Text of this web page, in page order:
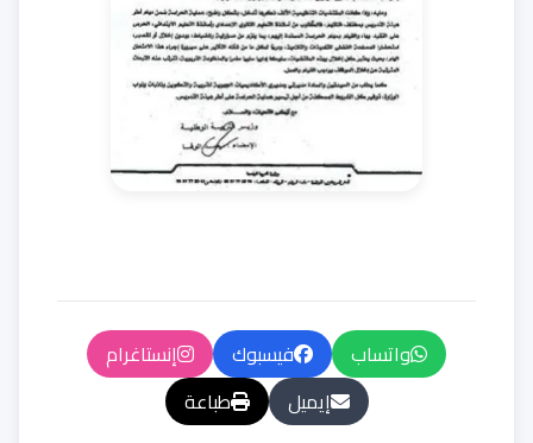
واتساب فيسبوك
إنستاغرام
إيميل
طباعة